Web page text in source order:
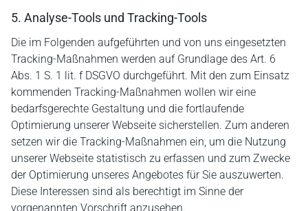
5. Analyse-Tools und Tracking-Tools
Die im Folgenden aufgeführten und von uns eingesetzten
Tracking-Maßnahmen werden auf Grundlage des Art. 6
Abs. 1 S. 1 lit. f DSGVO durchgeführt. Mit den zum Einsatz
kommenden Tracking-Maßnahmen wollen wir eine
bedarfsgerechte Gestaltung und die fortlaufende
Optimierung unserer Webseite sicherstellen. Zum anderen
setzen wir die Tracking-Maßnahmen ein, um die Nutzung
unserer Webseite statistisch zu erfassen und zum Zwecke
der Optimierung unseres Angebotes für Sie auszuwerten.
Diese Interessen sind als berechtigt im Sinne der
vorgenannten Vorschrift anzusehen.